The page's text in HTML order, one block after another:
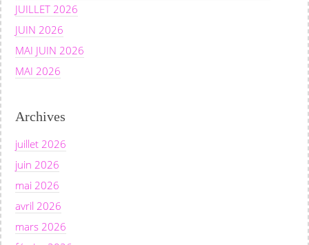
JUILLET 2026
JUIN 2026
MAI JUIN 2026
MAI 2026
Archives
juillet 2026
juin 2026
mai 2026
avril 2026
mars 2026